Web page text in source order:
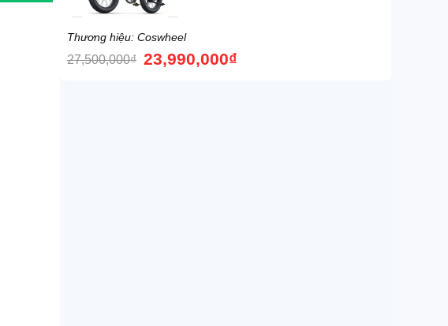
Thương hiệu: Coswheel
27,500,000₫ 23,990,000₫